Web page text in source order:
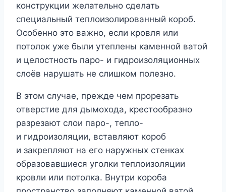
конструкции желательно сделать
специальный теплоизолированный короб.
Особенно это важно, если кровля или
потолок уже были утеплены каменной ватой
и целостность паро- и гидроизоляционных
слоёв нарушать не слишком полезно.
В этом случае, прежде чем прорезать
отверстие для дымохода, крестообразно
разрезают слои паро-, тепло-
и гидроизоляции, вставляют короб
и закрепляют на его наружных стенках
образовавшиеся уголки теплоизоляции
кровли или потолка. Внутри короба